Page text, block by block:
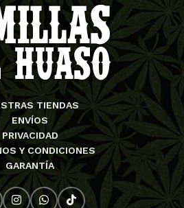
TIENDAS
ENVÍOS
PRIVACIDAD
Y CONDICIONES
GARANTÍA